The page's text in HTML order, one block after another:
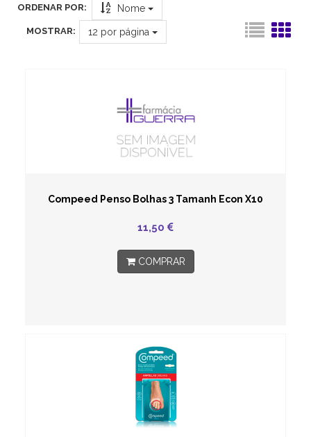
ORDENAR POR: Nome
MOSTRAR: 12 por página
Compeed Penso Bolhas 3 Tamanh Econ X10
11,50
COMPRAR